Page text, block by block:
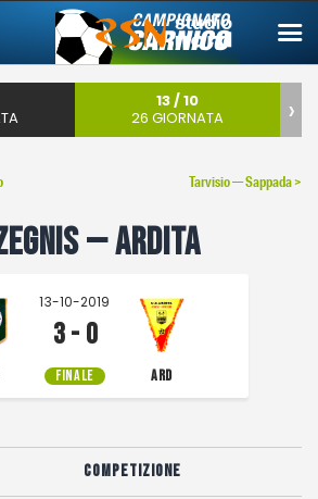
13 / 10
26 GIORNATA
›
Tarvisio — Sappada >
— Ardita
13-10-2019
3 - 0
FINALE ARD
Competizione